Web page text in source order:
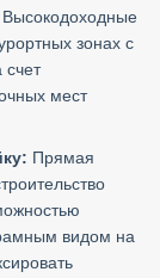
Высокодоходные
зонах с
счет
мест
Прямая
видом на